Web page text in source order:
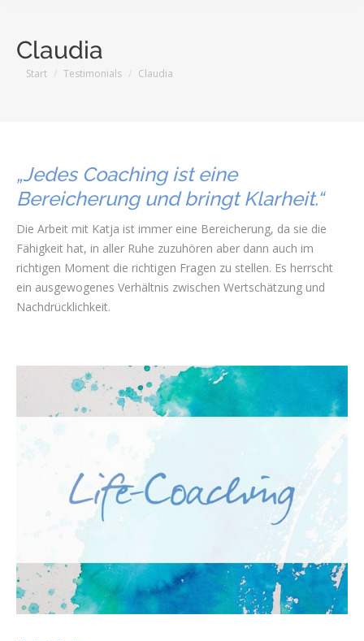
Claudia
Sie befinden sich hier:
Start Testimonials Claudia
„Jedes Coaching ist eine
Bereicherung und bringt Klarheit.“
Die Arbeit mit Katja ist immer eine Bereicherung, da sie die
Fähigkeit hat, in aller Ruhe zuzuhören aber dann auch im
richtigen Moment die richtigen Fragen zu stellen. Es herrscht
ein ausgewogenes Verhältnis zwischen Wertschätzung und
Nachdrücklichkeit.